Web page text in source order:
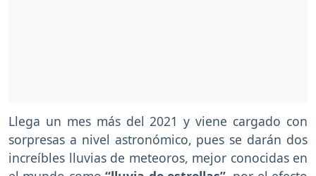
Llega un mes más del 2021 y viene cargado con
sorpresas a nivel astronómico, pues se darán dos
increíbles lluvias de meteoros, mejor conocidas en